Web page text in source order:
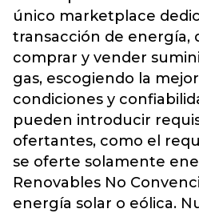
único marketplace
transacción de energía,
comprar y vender
gas, escogiendo la
condiciones y
pueden introducir
ofertantes, como el
se oferte solamente
Renovables No
energía solar o eólica.